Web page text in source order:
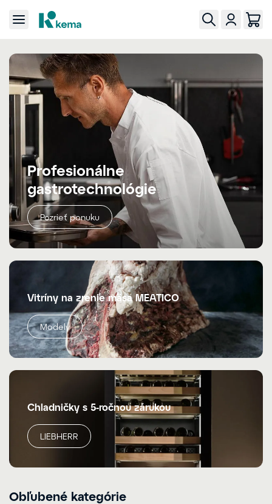
Profesionálne
gastrotechnológie
Pozrieť ponuku
Vitríny na zrenie mäsa MEATICO
Modely
Chladničky s 5-ročnou zárukou
LIEBHERR
Obľubené kategórie